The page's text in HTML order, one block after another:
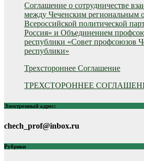
Соглашение о сотрудничестве
между Чеченским региональным
Всероссийской политической
Россия» и Объединением
республики «Совет профсоюзов
республики»
Трехстороннее Соглашение
ТРЕХСТОРОННЕЕ
Электронный адрес:
chech_prof@inbox.ru
Рубрики